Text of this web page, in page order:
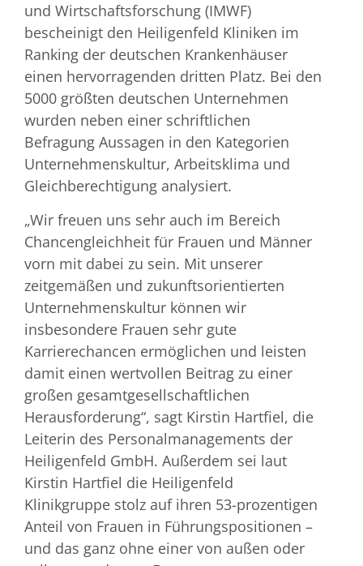
und Wirtschaftsforschung (IMWF)
bescheinigt den Heiligenfeld Kliniken im
Ranking der deutschen Krankenhäuser
einen hervorragenden dritten Platz. Bei den
5000 größten deutschen Unternehmen
wurden neben einer schriftlichen
Befragung Aussagen in den Kategorien
Unternehmenskultur, Arbeitsklima und
Gleichberechtigung analysiert.
„Wir freuen uns sehr auch im Bereich
Chancengleichheit für Frauen und Männer
vorn mit dabei zu sein. Mit unserer
zeitgemäßen und zukunftsorientierten
Unternehmenskultur können wir
insbesondere Frauen sehr gute
Karrierechancen ermöglichen und leisten
damit einen wertvollen Beitrag zu einer
großen gesamtgesellschaftlichen
Herausforderung“, sagt Kirstin Hartfiel, die
Leiterin des Personalmanagements der
Heiligenfeld GmbH. Außerdem sei laut
Kirstin Hartfiel die Heiligenfeld
Klinikgruppe stolz auf ihren 53-prozentigen
Anteil von Frauen in Führungspositionen –
und das ganz ohne einer von außen oder